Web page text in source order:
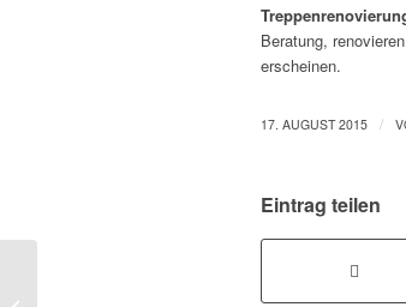
Beratung,
erscheinen.
17. AUGUST 2015 /
Eintrag teilen